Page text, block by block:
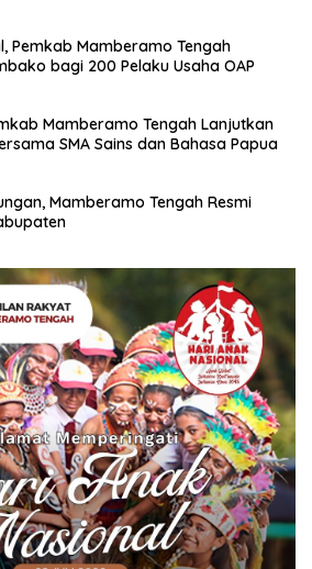
Pemkab Mamberamo Tengah
bagi 200 Pelaku Usaha OAP
Mamberamo Tengah Lanjutkan
SMA Sains dan Bahasa Papua
Mamberamo Tengah Resmi